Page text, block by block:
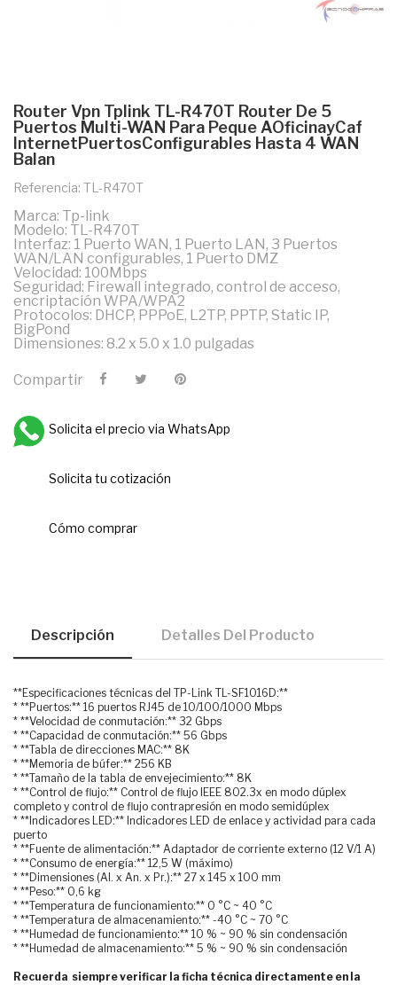
Router Vpn Tplink TL-R470T Router De 5
Puertos Multi-WAN Para Peque AOficinayCaf
InternetPuertosConfigurables Hasta 4 WAN
Balan
Referencia: TL-R470T
Marca: Tp-link
Modelo: TL-R470T
Interfaz: 1 Puerto WAN, 1 Puerto LAN, 3 Puertos
WAN/LAN configurables, 1 Puerto DMZ
Velocidad: 100Mbps
Seguridad: Firewall integrado, control de acceso,
encriptación WPA/WPA2
Protocolos: DHCP, PPPoE, L2TP, PPTP, Static IP,
BigPond
Dimensiones: 8.2 x 5.0 x 1.0 pulgadas
Compartir
Solicita el precio via WhatsApp
Solicita tu cotización
Cómo comprar
Descripción Detalles Del Producto
**Especificaciones técnicas del TP-Link TL-SF1016D:**
* **Puertos:** 16 puertos RJ45 de 10/100/1000 Mbps
* **Velocidad de conmutación:** 32 Gbps
* **Capacidad de conmutación:** 56 Gbps
* **Tabla de direcciones MAC:** 8K
* **Memoria de búfer:** 256 KB
* **Tamaño de la tabla de envejecimiento:** 8K
* **Control de flujo:** Control de flujo IEEE 802.3x en modo dúplex
completo y control de flujo contrapresión en modo semidúplex
* **Indicadores LED:** Indicadores LED de enlace y actividad para cada
puerto
* **Fuente de alimentación:** Adaptador de corriente externo (12 V/1 A)
* **Consumo de energía:** 12,5 W (máximo)
* **Dimensiones (Al. x An. x Pr.):** 27 x 145 x 100 mm
* **Peso:** 0,6 kg
* **Temperatura de funcionamiento:** 0 °C ~ 40 °C
* **Temperatura de almacenamiento:** -40 °C ~ 70 °C
* **Humedad de funcionamiento:** 10 % ~ 90 % sin condensación
* **Humedad de almacenamiento:** 5 % ~ 90 % sin condensación
Recuerda siempre verificar la ficha técnica directamente en la